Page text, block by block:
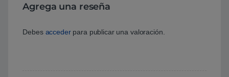
Agrega una reseña
Debes accederpara publicar una valoración.